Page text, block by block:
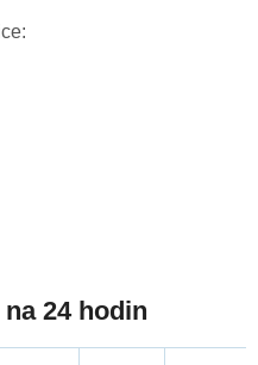
24 hodin